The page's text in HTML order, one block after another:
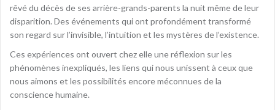
rêvé du décès de ses arrière-grands-parents la nuit même de leur
disparition. Des événements qui ont profondément transformé
son regard sur l’invisible, l’intuition et les mystères de l’existence.
Ces expériences ont ouvert chez elle une réflexion sur les
phénomènes inexpliqués, les liens qui nous unissent à ceux que
nous aimons et les possibilités encore méconnues de la
conscience humaine.